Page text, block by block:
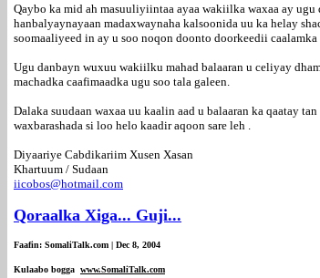
Qaybo ka mid ah masuuliyiintaa ayaa wakiilka waxaa ay
hanbalyaynayaan madaxwaynaha kalsoonida uu ka helay
soomaaliyeed in ay u soo noqon doonto doorkeedii caalamka
Ugu danbayn wuxuu wakiilku mahad balaaran u celiyay
machadka caafimaadka ugu soo tala galeen.
Dalaka suudaan waxaa uu kaalin aad u balaaran ka qaatay
waxbarashada si loo helo kaadir aqoon sare leh .
Diyaariye Cabdikariim Xusen Xasan
Khartuum / Sudaan
iicobos@hotmail.com
Qoraalka Xiga... Guji...
Faafin: SomaliTalk.com | Dec 8, 2004
Kulaabo bogga www.SomaliTalk.com